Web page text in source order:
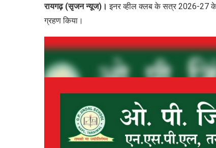
रायगढ़ (सृजन न्यूज)।इनर व्हील क्लब के सत्र 2026-27 के
ग्रहण किया।